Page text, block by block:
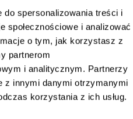
spersonalizowania treści i
społecznościowe i analizować
o tym, jak korzystasz z
partnerom
i analitycznym. Partnerzy
z innymi danymi otrzymanymi
korzystania z ich usług.